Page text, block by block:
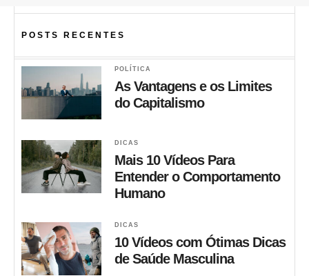
POSTS RECENTES
POLÍTICA
As Vantagens e os Limites
do Capitalismo
DICAS
Mais 10 Vídeos Para
Entender o Comportamento
Humano
DICAS
10 Vídeos com Ótimas Dicas
de Saúde Masculina